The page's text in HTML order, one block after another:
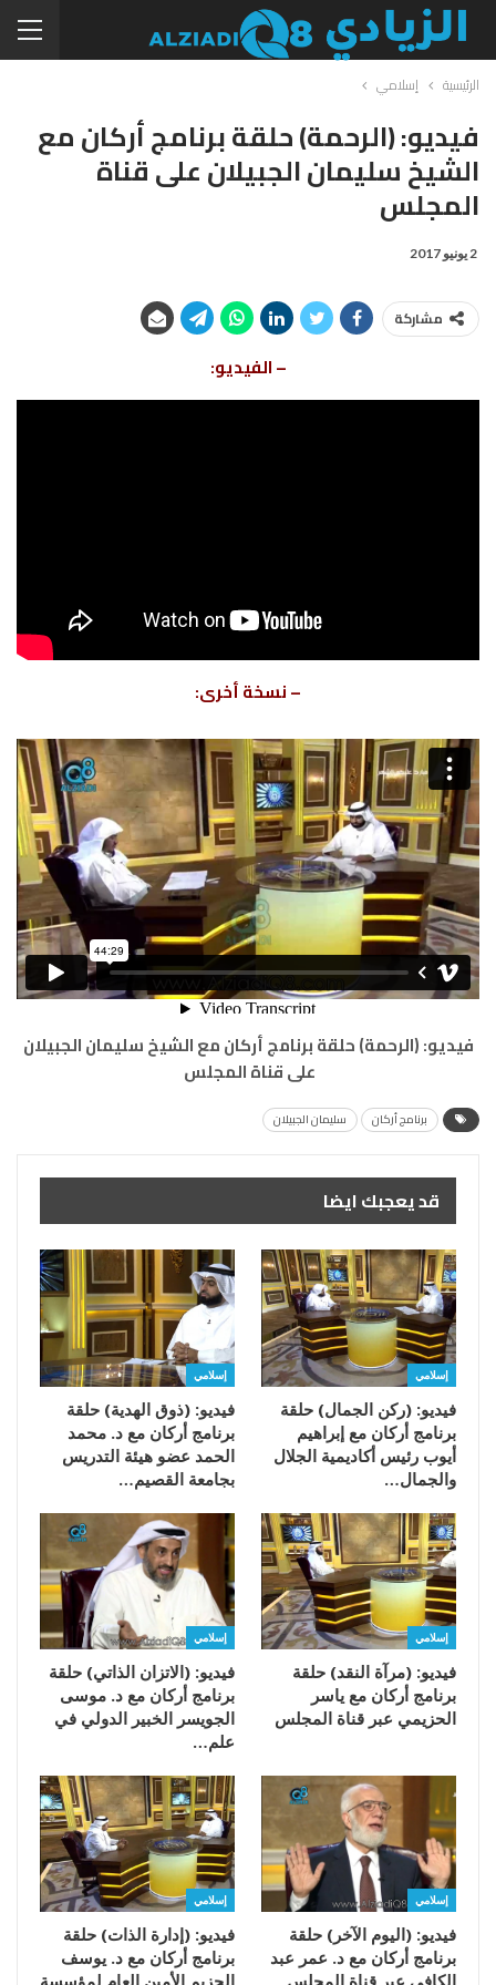
الرئيسية إسلامي
فيديو: (الرحمة) حلقة برنامج أركان مع
الشيخ سليمان الجبيلان على قناة
المجلس
2 يونيو 2017
مشاركة
– الفيديو:
– نسخة أخرى:
فيديو: (الرحمة) حلقة برنامج أركان مع الشيخ سليمان الجبيلان
على قناة المجلس
برنامج أركان سليمان الجبيلان
قد يعجبك ايضا
إسلامي
فيديو: (ركن الجمال) حلقة
برنامج أركان مع إبراهيم
أيوب رئيس أكاديمية الجلال
والجمال…
إسلامي
فيديو: (ذوق الهدية) حلقة
برنامج أركان مع د. محمد
الحمد عضو هيئة التدريس
بجامعة القصيم…
إسلامي
فيديو: (مرآة النقد) حلقة
برنامج أركان مع ياسر
الحزيمي عبر قناة المجلس
إسلامي
فيديو: (الاتزان الذاتي) حلقة
برنامج أركان مع د. موسى
الجويسر الخبير الدولي في
علم…
إسلامي
فيديو: (اليوم الآخر) حلقة
برنامج أركان مع د. عمر عبد
الكافي عبر قناة المجلس
إسلامي
فيديو: (إدارة الذات) حلقة
برنامج أركان مع د. يوسف
الحزيم الأمين العام لمؤسسة